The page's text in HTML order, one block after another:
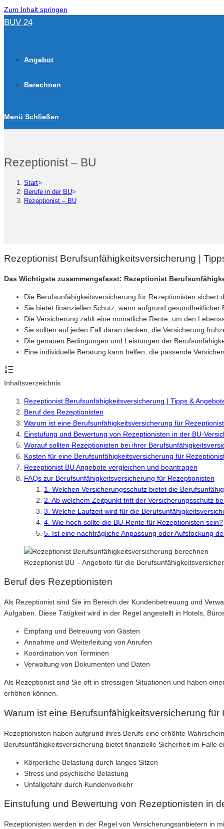
Zum Inhalt springen
BUV 24
Angebot
Berechnen
Menü Schließen
Rezeptionist – BU
Start>
Berufe in der BU>
Rezeptionist – BU
Rezeptionist Berufsunfähigkeitsversicherung |
Das Wichtigste zusammengefasst: Rezeptionist
Die Berufsunfähigkeitsversicherung für Rezeptionisten
Sie bietet finanziellen Schutz, wenn aufgrund
Die Versicherung zahlt eine monatliche Rente, um den
Sie sollten auf jeden Fall daran denken, die Versicherung
Die genauen Bedingungen und Leistungen der
Eine individuelle Beratung kann helfen, die passende
Inhaltsverzeichnis
Rezeptionist Berufsunfähigkeitsversicherung | Tipps &
Beruf des Rezeptionisten
Warum ist eine Berufsunfähigkeitsversicherung für
Einstufung und Bewertung von Rezeptionisten in der BU-
Worauf sollten Rezeptionisten bei ihrer
Kosten für eine Berufsunfähigkeitsversicherung für
Rezeptionist BU Angebote vergleichen und beantragen
FAQs zur Berufsunfähigkeitsversicherung für Rezeptionisten
1. Welchen Versicherungsschutz bietet die
2. Ab welchem Zeitpunkt tritt der Versicherungsschutz
3. Welche Laufzeit wird für die
4. Wie hoch sollte die BU-Rente für Rezeptionisten sein?
5. Ist eine nachträgliche Anpassung oder Aufstockung
Rezeptionist BU – Angebote für die
Beruf des Rezeptionisten
Als Rezeptionist sind Sie im Bereich der Kundenbetreuung und
Aufgaben. Diese Tätigkeit wird in der Regel angestellt in Hotels,
Empfang und Betreuung von Gästen
Annahme und Weiterleitung von Anrufen
Koordination von Terminen
Verwaltung von Dokumenten und Daten
Als Rezeptionist sind Sie oft in stressigen Situationen und haben
erhöhen können.
Warum ist eine Berufsunfähigkeitsversicherung
Rezeptionisten haben aufgrund ihres Berufs eine erhöhte
Berufsunfähigkeitsversicherung bietet finanzielle Sicherheit im Falle
Körperliche Belastung durch langes Sitzen
Stress und psychische Belastung
Unfallgefahr durch Kundenverkehr
Einstufung und Bewertung von Rezeptionisten in
Rezeptionisten werden in der Regel von Versicherungsanbietern in